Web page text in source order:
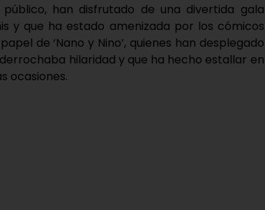
han disfrutado de una divertida gala
y que ha estado amenizada por los cómicos
de ‘Nano y Nino’, quienes han desplegado
hilaridad y que ha hecho estallar en
ocasiones.